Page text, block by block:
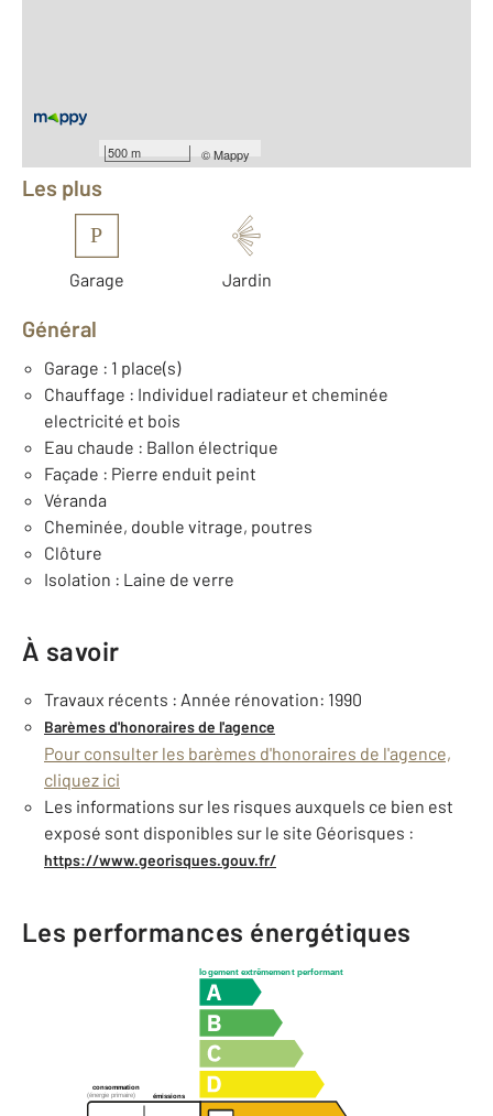
500 m ©Mappy
Équipements
Les plus
P
Garage Jardin
Général
Garage : 1 place(s)
Chauffage : Individuel radiateur et cheminée
electricité et bois
Eau chaude : Ballon électrique
Façade : Pierre enduit peint
Véranda
Cheminée, double vitrage, poutres
Clôture
Isolation : Laine de verre
À savoir
Travaux récents : Année rénovation: 1990
Barèmes d'honoraires de l'agence
Pour consulter les barèmes d'honoraires de l'agence,
cliquez ici
Les informations sur les risques auxquels ce bien est
exposé sont disponibles sur le site Géorisques :
https://www.georisques.gouv.fr/
Les performances énergétiques
logement extrêmement performant
consommation
émissions
(énergie primaire)